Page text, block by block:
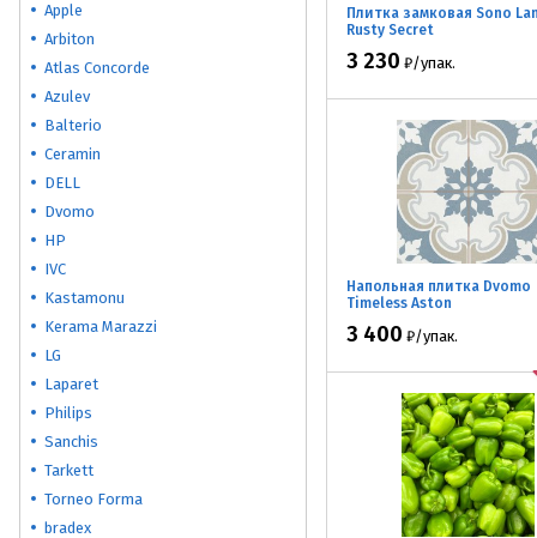
Apple
Arbiton
Atlas Concorde
Azulev
Balterio
Ceramin
DELL
Dvomo
HP
IVC
Kastamonu
Kerama Marazzi
LG
Laparet
Philips
Sanchis
Tarkett
Torneo Forma
bradex
Плитка замковая Sono
Rusty Secret
3 230 ₽/упак.
Напольная плитка Dvomo
Timeless Aston
3 400 ₽/упак.